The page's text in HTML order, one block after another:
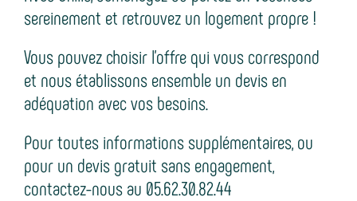
sereinement et retrouvez un logement propre !
Vous pouvez choisir l’offre qui vous correspond
et nous établissons ensemble un devis en
adéquation avec vos besoins.
Pour toutes informations supplémentaires, ou
pour un devis gratuit sans engagement,
contactez-nous au 05.62.30.82.44